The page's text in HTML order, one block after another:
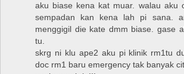
aku biase kena kat muar. walau aku
sempadan kan kena lah pi sana.
menggigil die kate dmm biase. gase
tu.
skrg ni klu ape2 aku pi klinik rm1tu
doc rm1 baru emergency tak banyak